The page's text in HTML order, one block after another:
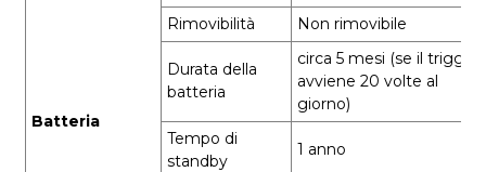
Batteria
Rimovibilità
Non rimovibile
Durata della
batteria
circa 5 mesi (se il trigger
avviene 20 volte al
giorno)
Tempo di
standby
1 anno